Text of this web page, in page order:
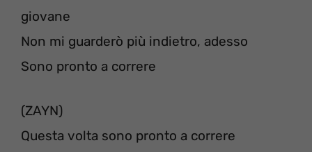
giovane
Non mi guarderò più indietro, adesso
Sono pronto a correre
(ZAYN)
Questa volta sono pronto a correre